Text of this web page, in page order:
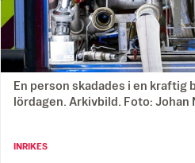
En person skadades i en kraftig
lördagen. Arkivbild. Foto: Johan
INRIKES